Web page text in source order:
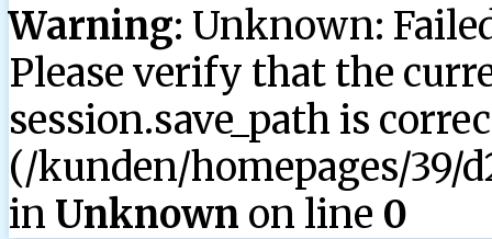
Warning: Unknown:
Please verify that the
session.save_path is
(/kunden/homepages/39/
in Unknown on line 0